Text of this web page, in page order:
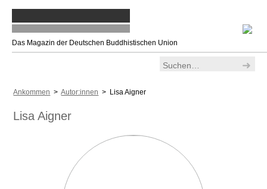
Das Magazin der Deutschen Buddhistischen Union
Ankommen >Autor:innen > Lisa Aigner
Lisa Aigner